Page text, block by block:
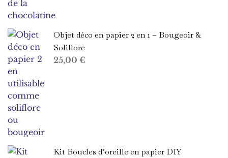
Objet déco en papier 2 en 1 – Bougeoir &
Soliflore
25,00 €
Kit Boucles d’oreille en papier DIY